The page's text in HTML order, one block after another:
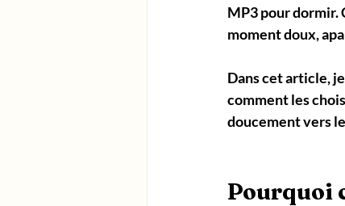
MP3 pour dormir.
moment doux,
Dans cet article,
comment les
doucement vers
Pourquoi